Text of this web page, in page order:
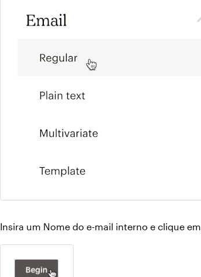
Insira um Nome do e-mail interno e clique em